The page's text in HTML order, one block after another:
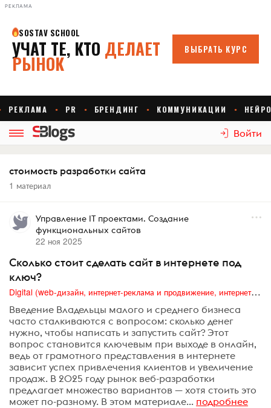
РЕКЛАМА
Войти
стоимость разработки сайта
1 материал
Управление IT проектами. Создание
функциональных сайтов
22 ноя 2025
Сколько стоит сделать сайт в интернете под
ключ?
Digital (web-дизайн, интернет-реклама и продвижение, интернет-сообщества и блоги, интернет-коммуникации, мобильный маркетинг, реклама на цифровых экранах)
Введение Владельцы малого и среднего бизнеса
часто сталкиваются с вопросом: сколько денег
нужно, чтобы написать и запустить сайт? Этот
вопрос становится ключевым при выходе в онлайн,
ведь от грамотного представления в интернете
зависит успех привлечения клиентов и увеличение
продаж. В 2025 году рынок веб-разработки
предлагает множество вариантов — хотя стоить это
может по-разному. В этом материале... подробнее